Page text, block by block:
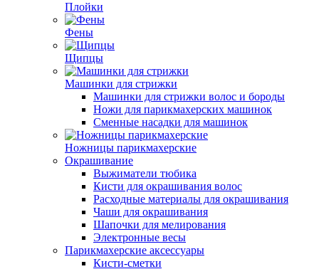
Плойки
Фены
Щипцы
Машинки для стрижки
Машинки для стрижки волос и бороды
Ножи для парикмахерских машинок
Сменные насадки для машинок
Ножницы парикмахерские
Окрашивание
Выжиматели тюбика
Кисти для окрашивания волос
Расходные материалы для окрашивания
Чаши для окрашивания
Шапочки для мелирования
Электронные весы
Парикмахерские аксессуары
Кисти-сметки